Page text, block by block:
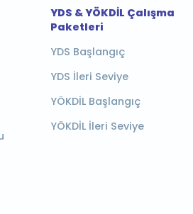
YDS & YÖKDİL Çalışma
Paketleri
YDS Başlangıç
YDS İleri Seviye
YÖKDİL Başlangıç
YÖKDİL İleri Seviye